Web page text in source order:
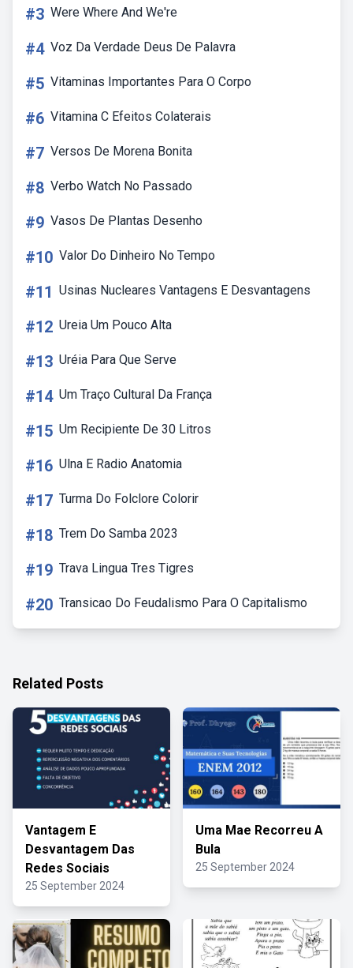
#3 Were Where And We're
#4 Voz Da Verdade Deus De Palavra
#5 Vitaminas Importantes Para O Corpo
#6 Vitamina C Efeitos Colaterais
#7 Versos De Morena Bonita
#8 Verbo Watch No Passado
#9 Vasos De Plantas Desenho
#10 Valor Do Dinheiro No Tempo
#11 Usinas Nucleares Vantagens E Desvantagens
#12 Ureia Um Pouco Alta
#13 Uréia Para Que Serve
#14 Um Traço Cultural Da França
#15 Um Recipiente De 30 Litros
#16 Ulna E Radio Anatomia
#17 Turma Do Folclore Colorir
#18 Trem Do Samba 2023
#19 Trava Lingua Tres Tigres
#20 Transicao Do Feudalismo Para O Capitalismo
Related Posts
Vantagem E
Desvantagem Das
Redes Sociais
25 September 2024
Uma Mae Recorreu A
Bula
25 September 2024